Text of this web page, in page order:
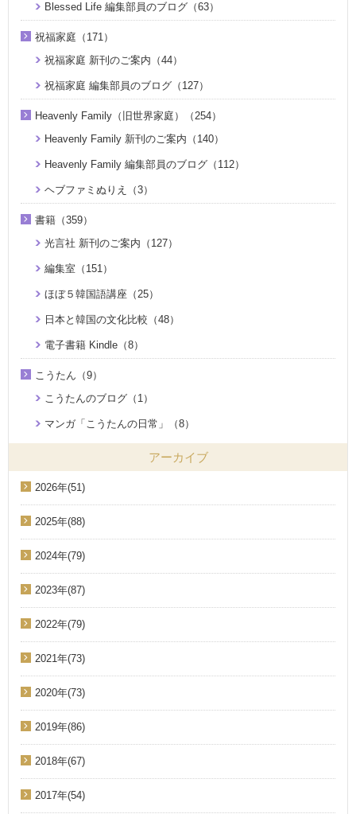
Blessed Life 編集部員のブログ（63）
祝福家庭（171）
祝福家庭 新刊のご案内（44）
祝福家庭 編集部員のブログ（127）
Heavenly Family（旧世界家庭）（254）
Heavenly Family 新刊のご案内（140）
Heavenly Family 編集部員のブログ（112）
ヘブファミぬりえ（3）
書籍（359）
光言社 新刊のご案内（127）
編集室（151）
ほぼ５韓国語講座（25）
日本と韓国の文化比較（48）
電子書籍 Kindle（8）
こうたん（9）
こうたんのブログ（1）
マンガ「こうたんの日常」（8）
アーカイブ
2026年(51)
2025年(88)
2024年(79)
2023年(87)
2022年(79)
2021年(73)
2020年(73)
2019年(86)
2018年(67)
2017年(54)